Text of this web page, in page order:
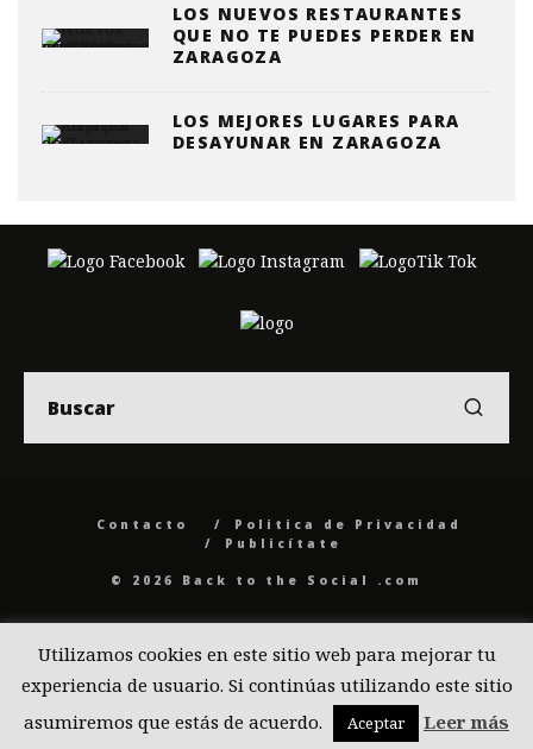
LOS NUEVOS RESTAURANTES
QUE NO TE PUEDES PERDER EN
ZARAGOZA
LOS MEJORES LUGARES PARA
DESAYUNAR EN ZARAGOZA
Contacto
Politica de Privacidad
Publicítate
© 2026 Back to the Social .com
Utilizamos cookies en este sitio web para mejorar tu
experiencia de usuario. Si continúas utilizando este sitio
asumiremos que estás de acuerdo.
Aceptar Leer más